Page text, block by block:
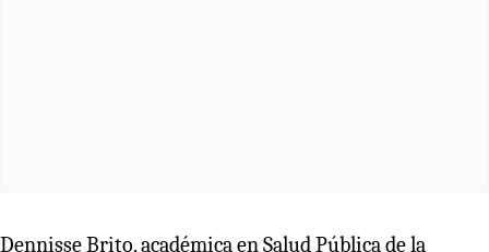
Dennisse Brito, académica en Salud Pública de la